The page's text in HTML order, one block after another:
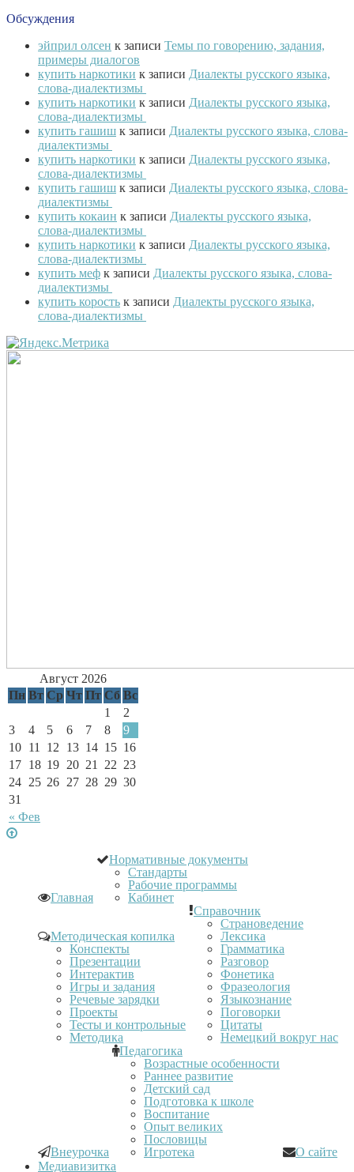
Обсуждения
эйприл олсен к записи Темы по говорению, задания,
примеры диалогов
купить наркотики к записи Диалекты русского языка,
слова-диалектизмы
купить наркотики к записи Диалекты русского языка,
слова-диалектизмы
купить гашиш к записи Диалекты русского языка, слова-
диалектизмы
купить наркотики к записи Диалекты русского языка,
слова-диалектизмы
купить гашиш к записи Диалекты русского языка, слова-
диалектизмы
купить кокаин к записи Диалекты русского языка,
слова-диалектизмы
купить наркотики к записи Диалекты русского языка,
слова-диалектизмы
купить меф к записи Диалекты русского языка, слова-
диалектизмы
купить корость к записи Диалекты русского языка,
слова-диалектизмы
Август 2026
Пн Вт Ср Чт Пт Сб Вс
« Фев
1
2
3
4 5 6 7 8
9
10 11 12 13 14 15 16
17 18 19 20 21 22 23
24 25 26 27 28 29 30
31
Главная
Нормативные документы
Стандарты
Рабочие программы
Кабинет
Методическая копилка
Конспекты
Презентации
Интерактив
Игры и задания
Речевые зарядки
Проекты
Тесты и контрольные
Методика
Справочник
Страноведение
Лексика
Грамматика
Разговор
Фонетика
Фразеология
Языкознание
Поговорки
Цитаты
Немецкий вокруг нас
Внеурочка
Педагогика
Возрастные особенности
Раннее развитие
Детский сад
Подготовка к школе
Воспитание
Опыт великих
Пословицы
Игротека
О сайте
Медиавизитка